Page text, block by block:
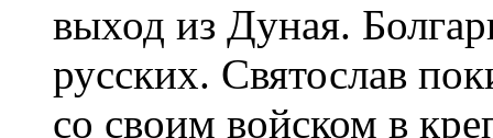
выход из Дуная.
русских. Святослав
со своим войском в